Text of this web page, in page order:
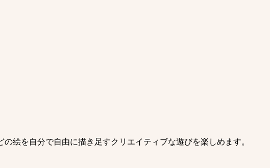
絵を自分で自由に描き足すクリエイティブな遊びを楽しめます。